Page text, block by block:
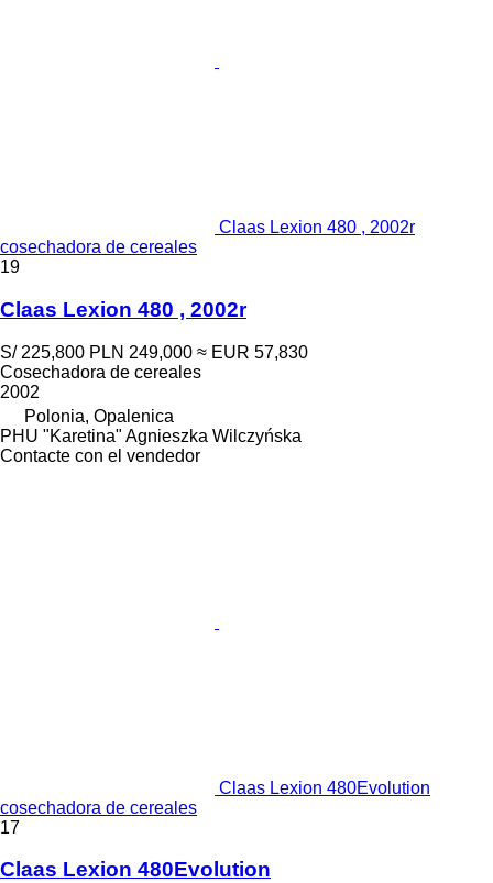
Claas Lexion 480 , 2002r
cosechadora de cereales
19
Claas Lexion 480 , 2002r
S/ 225,800 PLN 249,000 ≈ EUR 57,830
Cosechadora de cereales
2002
Polonia, Opalenica
PHU "Karetina" Agnieszka Wilczyńska
Contacte con el vendedor
Claas Lexion 480Evolution
cosechadora de cereales
17
Claas Lexion 480Evolution